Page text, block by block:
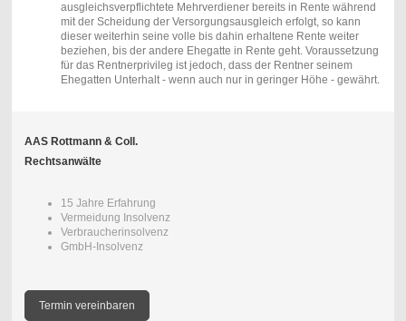
ausgleichsverpflichtete Mehrverdiener bereits in Rente während
mit der Scheidung der Versorgungsausgleich erfolgt, so kann
dieser weiterhin seine volle bis dahin erhaltene Rente weiter
beziehen, bis der andere Ehegatte in Rente geht. Voraussetzung
für das Rentnerprivileg ist jedoch, dass der Rentner seinem
Ehegatten Unterhalt - wenn auch nur in geringer Höhe - gewährt.
AAS Rottmann & Coll.
Rechtsanwälte
15 Jahre Erfahrung
Vermeidung Insolvenz
Verbraucherinsolvenz
GmbH-Insolvenz
Termin vereinbaren